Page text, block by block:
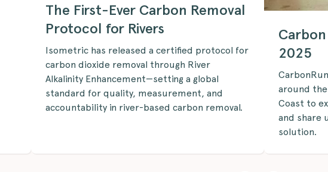
The First-Ever Carbon Removal
Protocol for Rivers
Isometric has released a certified protocol for
carbon dioxide removal through River
Alkalinity Enhancement—setting a global
standard for quality, measurement, and
accountability in river-based carbon removal.
2025
around
Coast to
and share
solution.